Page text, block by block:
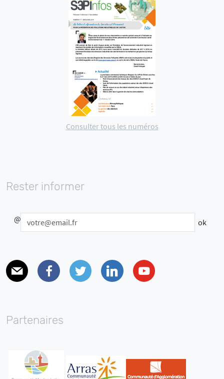
Consulter tous les numéros
Rester informer
@
Partenaires